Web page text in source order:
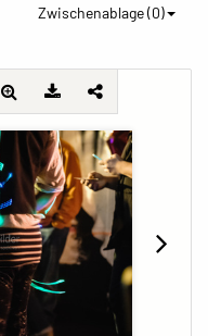
Zwischenablage (0)